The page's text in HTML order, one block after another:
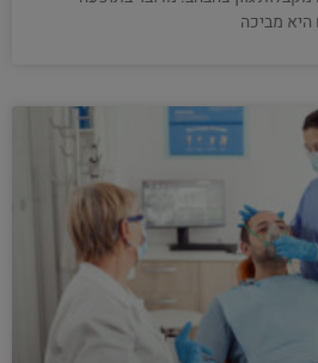
היא מביכה